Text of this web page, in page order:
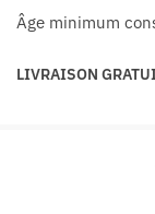
Âge minimum
LIVRAISON